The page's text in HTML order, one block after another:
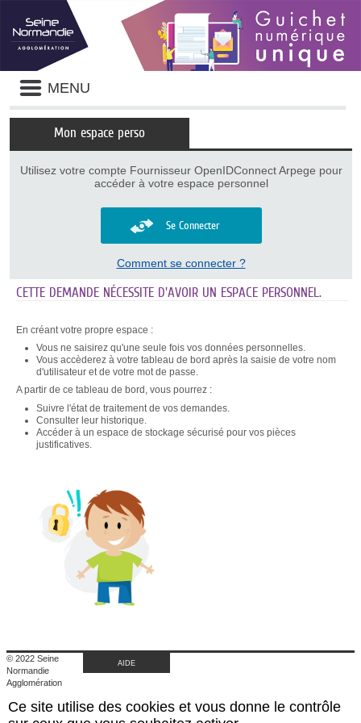
Liste
des
avertissements
MENU
Mon espace perso
Utilisez votre compte Fournisseur OpenIDConnect Arpege pour
accéder à votre espace personnel
Se Connecter
Comment se connecter ?
CETTE DEMANDE NÉCESSITE D'AVOIR UN ESPACE PERSONNEL.
En créant votre propre espace :
Vous ne saisirez qu'une seule fois vos données personnelles.
Vous accèderez à votre tableau de bord après la saisie de votre nom
d'utilisateur et de votre mot de passe.
A partir de ce tableau de bord, vous pourrez :
Suivre l'état de traitement de vos demandes.
Consulter leur historique.
Accéder à un espace de stockage sécurisé pour vos pièces
justificatives.
© 2022 Seine
Normandie
Agglomération
Retour au site de
l'agglomération
AIDE
Panneau de gestion des cookies
Ce site utilise des cookies et vous donne le contrôle